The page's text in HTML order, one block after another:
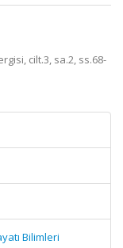
cilt.3, sa.2, ss.68-
Bilimleri